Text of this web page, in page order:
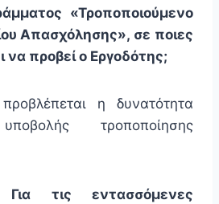
«Τροποποιούμενο
Απασχόλησης», σε ποιες
να προβεί ο Εργοδότης;
η δυνατότητα
τροποποίησης
τις εντασσόμενες